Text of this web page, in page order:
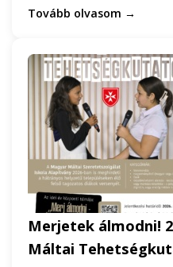
Tovább olvasom →
Merjetek álmodni!
Máltai